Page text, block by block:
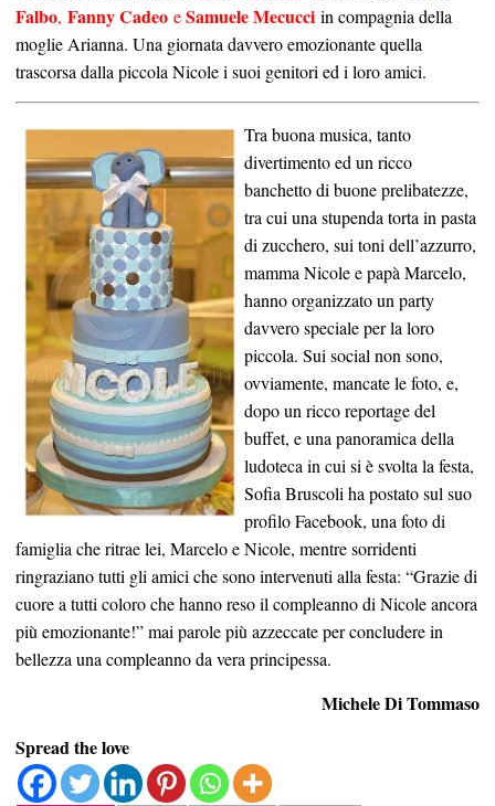
Falbo, Fanny Cadeo eSamuele Mecucci in compagnia della
moglie Arianna. Una giornata davvero emozionante quella
trascorsa dalla piccola Nicole i suoi genitori ed i loro amici.
Tra buona musica, tanto
divertimento ed un ricco
banchetto di buone prelibatezze,
tra cui una stupenda torta in pasta
di zucchero, sui toni dell’azzurro,
mamma Nicole e papà Marcelo,
hanno organizzato un party
davvero speciale per la loro
piccola. Sui social non sono,
ovviamente, mancate le foto, e,
dopo un ricco reportage del
buffet, e una panoramica della
ludoteca in cui si è svolta la festa,
Sofia Bruscoli ha postato sul suo
profilo Facebook, una foto di
famiglia che ritrae lei, Marcelo e Nicole, mentre sorridenti
ringraziano tutti gli amici che sono intervenuti alla festa: “Grazie di
cuore a tutti coloro che hanno reso il compleanno di Nicole ancora
più emozionante!” mai parole più azzeccate per concludere in
bellezza una compleanno da vera principessa.
Michele Di Tommaso
Spread the love